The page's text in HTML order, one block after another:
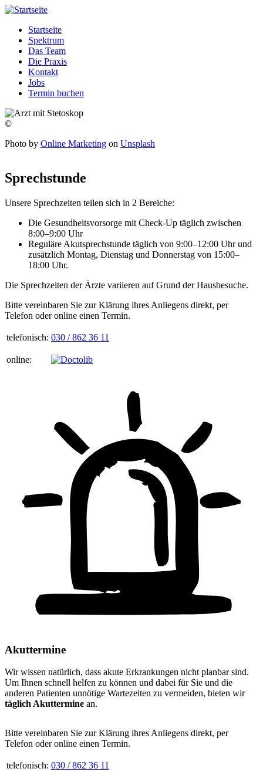
Direkt
Inhalt
Fehrbelliner
Platz
Sie
einfach
gut
behandelt.
Hauptnavigation
Startseite
Spektrum
Das Team
Die Praxis
Kontakt
Jobs
Termin buchen
©
Photo by Online Marketing on Unsplash
Sprechstunde
Unsere Sprechzeiten teilen sich in 2 Bereiche:
Die Gesundheitsvorsorge mit Check-Up täglich zwischen
8:00–9:00 Uhr
Reguläre Akutsprechstunde täglich von 9:00–12:00 Uhr und
zusätzlich Montag, Dienstag und Donnerstag von 15:00–
18:00 Uhr.
Die Sprechzeiten der Ärzte variieren auf Grund der Hausbesuche.
Bitte vereinbaren Sie zur Klärung ihres Anliegens direkt, per
Telefon oder online einen Termin.
telefonisch: 030 / 862 36 11
online:
Akuttermine
Wir wissen natürlich, dass akute Erkrankungen nicht planbar sind.
Um Ihnen schnell helfen zu können und dabei für Sie und die
anderen Patienten unnötige Wartezeiten zu vermeiden, bieten wir
täglich Akuttermine an.
Bitte vereinbaren Sie zur Klärung ihres Anliegens direkt, per
Telefon oder online einen Termin.
telefonisch: 030 / 862 36 11